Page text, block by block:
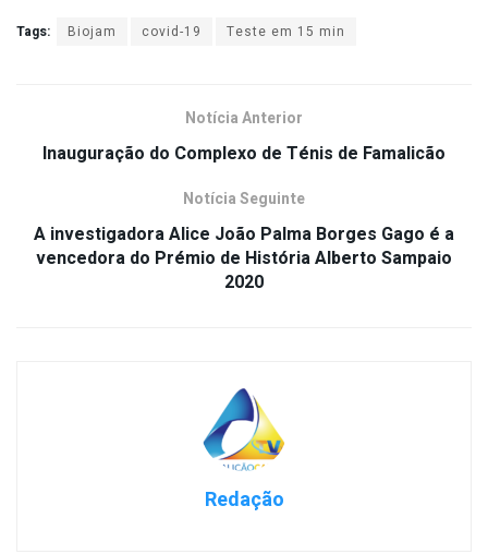
Tags: Biojam covid-19 Teste em 15 min
Notícia Anterior
Inauguração do Complexo de Ténis de Famalicão
Notícia Seguinte
A investigadora Alice João Palma Borges Gago é a
vencedora do Prémio de História Alberto Sampaio
2020
Redação